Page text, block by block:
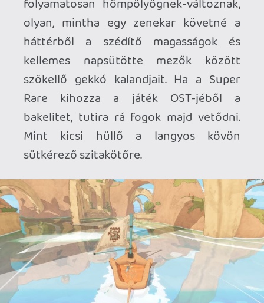
Ahhoz, hogy te is hozzászólj, be kell
Ezen a téren a Deck egy vízválasztó. A
Steam Deck HQ asszem eléggé lehúzta,
hogy instabil, a képeiken is ilyen 25/35 FPS
körüli értékek voltak feltüntetve. De a
kódokat kiküldték majdnem 4 hete, szóval
lehet ők valami hiperkorai változattal
teszteltek.
Necroman Mk2
2026.04.16 12:55:49